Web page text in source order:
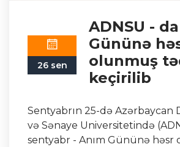
26 sen
ADNSU -
Gününə
olunmuş
keçirilib
Sentyabrın 25-də Azərbaycan
və Sənaye Universitetində
sentyabr - Anım Gününə həsr